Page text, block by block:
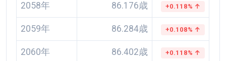
2058年 86.176歳 +0.118% ↑
2059年 86.284歳 +0.108% ↑
2060年 86.402歳 +0.118% ↑